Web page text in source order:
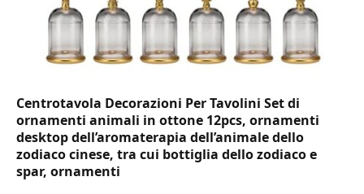
Centrotavola Decorazioni Per Tavolini Set di
ornamenti animali in ottone 12pcs, ornamenti
desktop dell’aromaterapia dell’animale dello
zodiaco cinese, tra cui bottiglia dello zodiaco e
spar, ornamenti